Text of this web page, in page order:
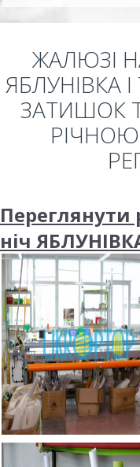
ЖАЛЮЗІ
ЯБЛУНІВКА
ЗАТИШОК
Переглянути
ніч